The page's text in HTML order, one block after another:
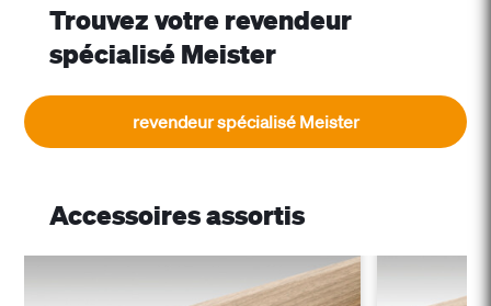
Trouvez votre revendeur
spécialisé Meister
revendeur spécialisé Meister
Accessoires assortis